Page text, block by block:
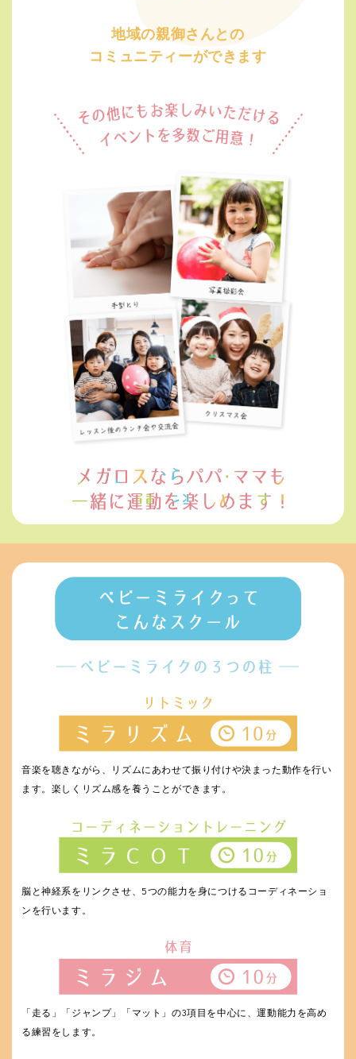
地域の親御さんとの
コミュニティーができます
音楽を聴きながら、リズムにあわせて振り付けや決まった動作を行い
ます。楽しくリズム感を養うことができます。
脳と神経系をリンクさせ、5つの能力を身につけるコーディネーショ
ンを行います。
「走る」「ジャンプ」「マット」の3項目を中心に、運動能力を高め
る練習をします。